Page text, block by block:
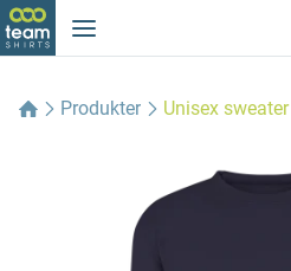
Produkter Unisex sweater